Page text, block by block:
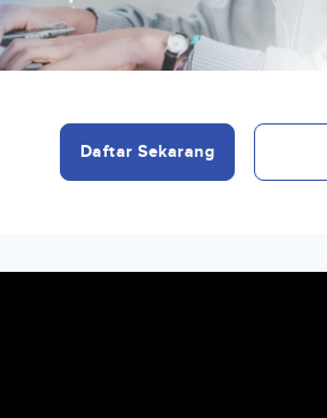
Daftar Sekarang